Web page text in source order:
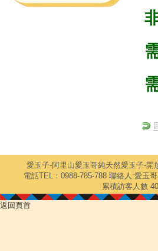
愛玉子-阿里山愛玉哥純天然愛玉子-開
電話TEL：0988-785-788 聯絡人:愛玉
累積訪客人數
返回頁首